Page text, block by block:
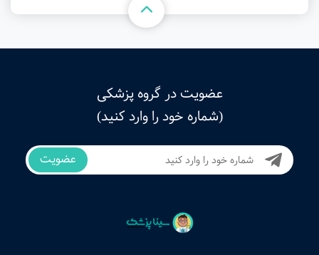
عضویت در گروه پزشکی
(شماره خود را وارد کنید)
عضویت